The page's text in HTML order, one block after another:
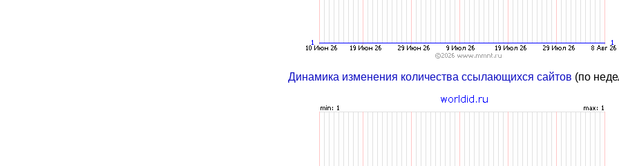
Динамика изменения количества ссылающихся сайтов (по